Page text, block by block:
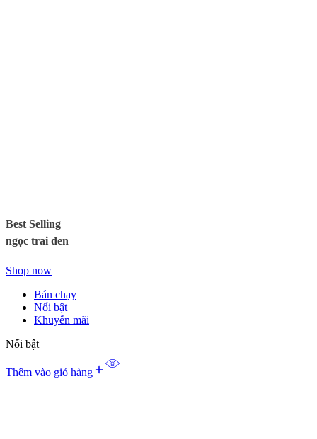
Best Selling
ngọc trai đen
Shop now
Bán chạy
Nổi bật
Khuyến mãi
Nổi bật
Thêm vào giỏ hàng